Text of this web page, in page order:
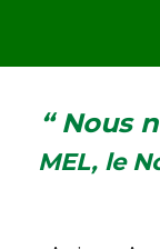
“ Nous
MEL, le